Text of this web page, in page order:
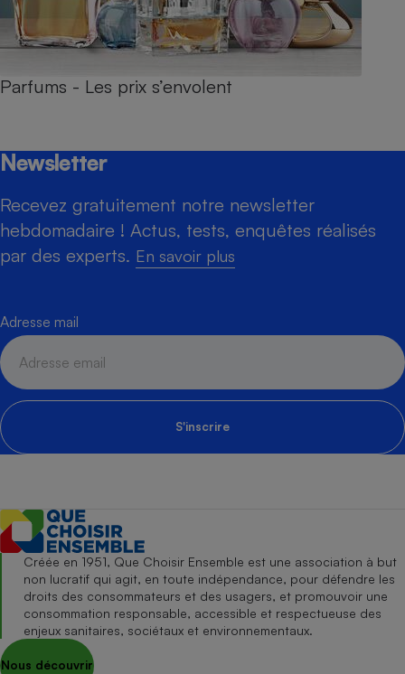
Parfums - Les prix s’envolent
Newsletter
Recevez gratuitement notre newsletter
hebdomadaire ! Actus, tests, enquêtes réalisés
par des experts. En savoir plus
Adresse mail
S'inscrire
Créée en 1951, Que Choisir Ensemble est une association à but
non lucratif qui agit, en toute indépendance, pour défendre les
droits des consommateurs et des usagers, et promouvoir une
consommation responsable, accessible et respectueuse des
enjeux sanitaires, sociétaux et environnementaux.
Nous découvrir